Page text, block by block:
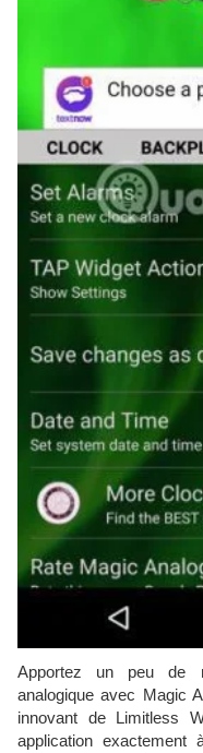
Apportez un peu de
analogique avec Magic
innovant de Limitless
application